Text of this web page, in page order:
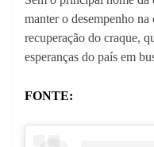
manter o desempenho
recuperação do craque,
esperanças do país em
FONTE: